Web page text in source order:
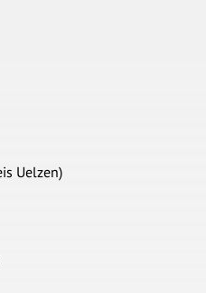
Uelzen)